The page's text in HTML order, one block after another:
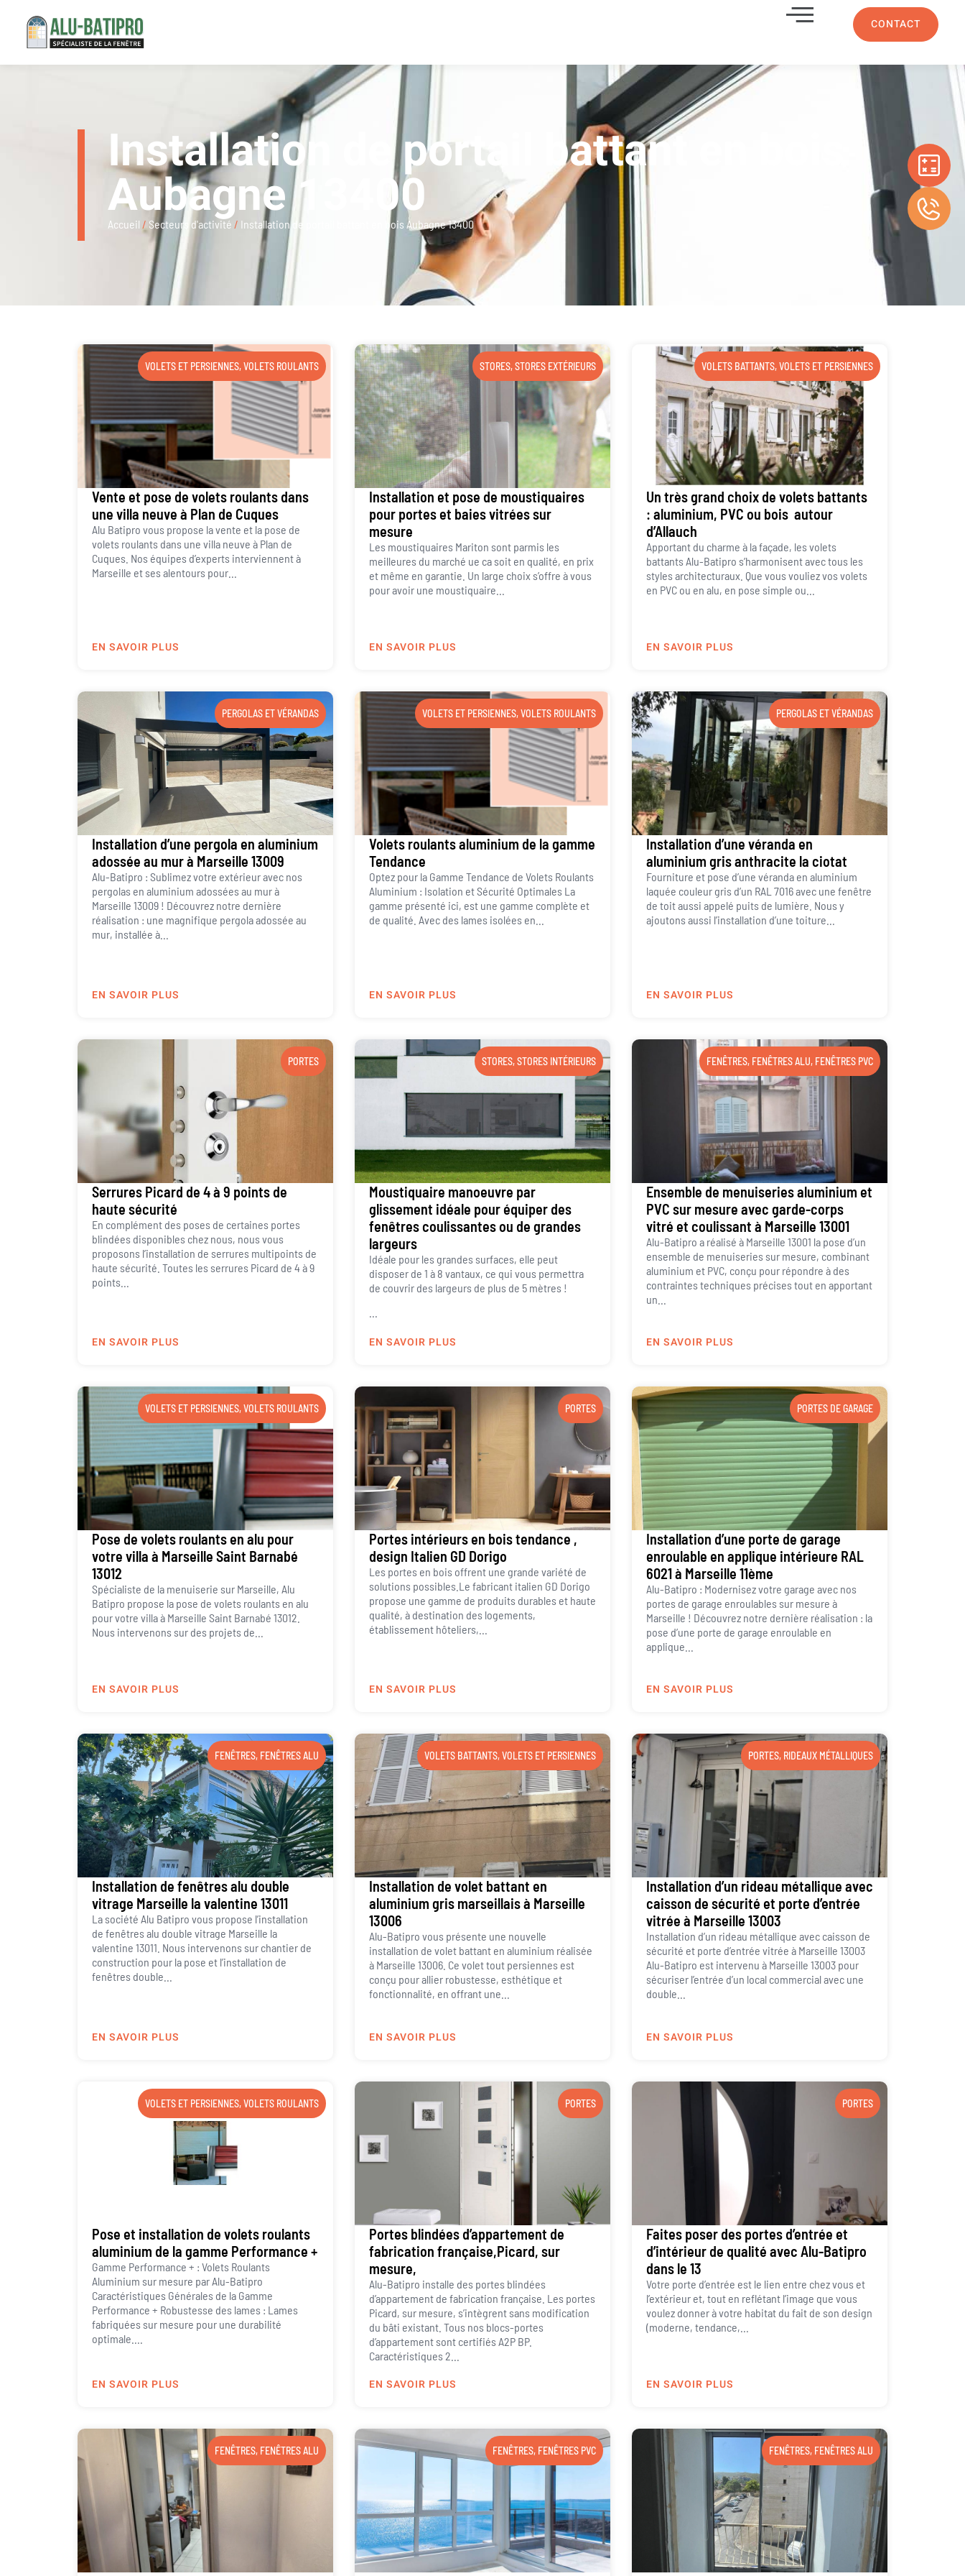
CONTACT
Installation de portail battant en bois
Aubagne 13400
Accueil / Secteurs d'activité / Installation de portail battant en bois Aubagne 13400
VOLETS ET PERSIENNES,VOLETS ROULANTS
Vente et pose de volets roulants dans
une villa neuve à Plan de Cuques
Alu Batipro vous propose la vente et la pose de
volets roulants dans une villa neuve à Plan de
Cuques. Nos équipes d’experts interviennent à
Marseille et ses alentours pour...
EN SAVOIR PLUS
STORES,STORES EXTÉRIEURS
Installation et pose de moustiquaires
pour portes et baies vitrées sur
mesure
Les moustiquaires Mariton sont parmis les
meilleures du marché ue ca soit en qualité, en prix
et même en garantie. Un large choix s’offre à vous
pour avoir une moustiquaire...
EN SAVOIR PLUS
VOLETS BATTANTS,VOLETS ET PERSIENNES
Un très grand choix de volets battants
: aluminium, PVC ou bois autour
d’Allauch
Apportant du charme à la façade, les volets
battants Alu-Batipro s’harmonisent avec tous les
styles architecturaux. Que vous vouliez vos volets
en PVC ou en alu, en pose simple ou...
EN SAVOIR PLUS
PERGOLAS ET VÉRANDAS
Installation d’une pergola en aluminium
adossée au mur à Marseille 13009
Alu-Batipro : Sublimez votre extérieur avec nos
pergolas en aluminium adossées au mur à
Marseille 13009 ! Découvrez notre dernière
réalisation : une magnifique pergola adossée au
mur, installée à...
EN SAVOIR PLUS
VOLETS ET PERSIENNES,VOLETS ROULANTS
Volets roulants aluminium de la gamme
Tendance
Optez pour la Gamme Tendance de Volets Roulants
Aluminium : Isolation et Sécurité Optimales La
gamme présenté ici, est une gamme complète et
de qualité. Avec des lames isolées en...
EN SAVOIR PLUS
PERGOLAS ET VÉRANDAS
Installation d’une véranda en
aluminium gris anthracite la ciotat
Fourniture et pose d’une véranda en aluminium
laquée couleur gris d’un RAL 7016 avec une fenêtre
de toit aussi appelé puits de lumière. Nous y
ajoutons aussi l’installation d’une toiture...
EN SAVOIR PLUS
PORTES
Serrures Picard de 4 à 9 points de
haute sécurité
En complément des poses de certaines portes
blindées disponibles chez nous, nous vous
proposons l’installation de serrures multipoints de
haute sécurité. Toutes les serrures Picard de 4 à 9
points...
EN SAVOIR PLUS
STORES,STORES INTÉRIEURS
Moustiquaire manoeuvre par
glissement idéale pour équiper des
fenêtres coulissantes ou de grandes
largeurs
Idéale pour les grandes surfaces, elle peut
disposer de 1 à 8 vantaux, ce qui vous permettra
de couvrir des largeurs de plus de 5 mètres !
EN SAVOIR PLUS
FENÊTRES, FENÊTRES ALU, FENÊTRES PVC
Ensemble de menuiseries aluminium et
PVC sur mesure avec garde-corps
vitré et coulissant à Marseille 13001
Alu-Batipro a réalisé à Marseille 13001 la pose d’un
ensemble de menuiseries sur mesure, combinant
aluminium et PVC, conçu pour répondre à des
contraintes techniques précises tout en apportant
un...
EN SAVOIR PLUS
VOLETS ET PERSIENNES,VOLETS ROULANTS
Pose de volets roulants en alu pour
votre villa à Marseille Saint Barnabé
13012
Spécialiste de la menuiserie sur Marseille, Alu
Batipro propose la pose de volets roulants en alu
pour votre villa à Marseille Saint Barnabé 13012.
Nous intervenons sur des projets de...
EN SAVOIR PLUS
PORTES
Portes intérieurs en bois tendance ,
design Italien GD Dorigo
Les portes en bois offrent une grande variété de
solutions possibles.Le fabricant italien GD Dorigo
propose une gamme de produits durables et haute
qualité, à destination des logements,
établissement hôteliers,...
EN SAVOIR PLUS
PORTES DE GARAGE
Installation d’une porte de garage
enroulable en applique intérieure RAL
6021 à Marseille 11ème
Alu-Batipro : Modernisez votre garage avec nos
portes de garage enroulables sur mesure à
Marseille ! Découvrez notre dernière réalisation : la
pose d’une porte de garage enroulable en
applique...
EN SAVOIR PLUS
FENÊTRES, FENÊTRES ALU
Installation de fenêtres alu double
vitrage Marseille la valentine 13011
La société Alu Batipro vous propose l’installation
de fenêtres alu double vitrage Marseille la
valentine 13011. Nous intervenons sur chantier de
construction pour la pose et l’installation de
fenêtres double...
EN SAVOIR PLUS
VOLETS BATTANTS,VOLETS ET PERSIENNES
Installation de volet battant en
aluminium gris marseillais à Marseille
13006
Alu-Batipro vous présente une nouvelle
installation de volet battant en aluminium réalisée
à Marseille 13006. Ce volet tout persiennes est
conçu pour allier robustesse, esthétique et
fonctionnalité, en offrant une...
EN SAVOIR PLUS
PORTES, RIDEAUX MÉTALLIQUES
Installation d’un rideau métallique avec
caisson de sécurité et porte d’entrée
vitrée à Marseille 13003
Installation d’un rideau métallique avec caisson de
sécurité et porte d’entrée vitrée à Marseille 13003
Alu-Batipro est intervenu à Marseille 13003 pour
sécuriser l’entrée d’un local commercial avec une
double...
EN SAVOIR PLUS
VOLETS ET PERSIENNES,VOLETS ROULANTS
Pose et installation de volets roulants
aluminium de la gamme Performance +
Gamme Performance + : Volets Roulants
Aluminium sur mesure par Alu-Batipro
Caractéristiques Générales de la Gamme
Performance + Robustesse des lames : Lames
fabriquées sur mesure pour une durabilité
optimale....
EN SAVOIR PLUS
PORTES
Portes blindées d’appartement de
fabrication française,Picard, sur
mesure,
Alu-Batipro installe des portes blindées
d’appartement de fabrication française. Les portes
Picard, sur mesure, s’intègrent sans modification
du bâti existant. Tous nos blocs-portes
d’appartement sont certifiés A2P BP.
Caractéristiques 2...
EN SAVOIR PLUS
PORTES
Faites poser des portes d’entrée et
d’intérieur de qualité avec Alu-Batipro
dans le 13
Votre porte d’entrée est le lien entre chez vous et
l’extérieur et, tout en reflétant l’image que vous
voulez donner à votre habitat du fait de son design
(moderne, tendance,...
EN SAVOIR PLUS
FENÊTRES, FENÊTRES ALU FENÊTRES, FENÊTRES PVC FENÊTRES, FENÊTRES ALU